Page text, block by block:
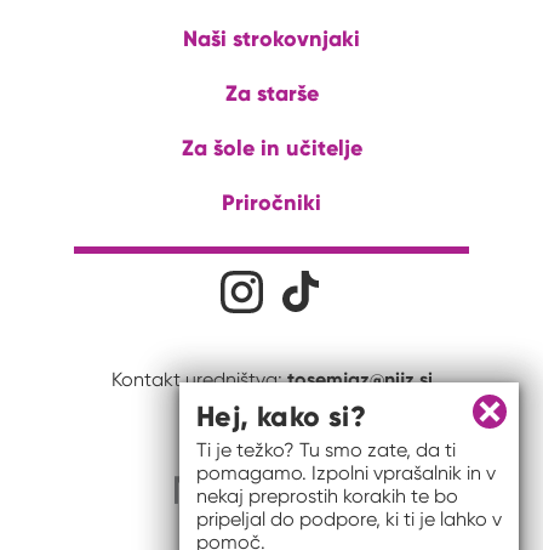
Naši strokovnjaki
Za starše
Za šole in učitelje
Priročniki
Družabna omrežjaNa naš Instagram profil
Kontakt uredništva:tosemjaz@nijz.si
Zapri
Hej, kako si?
Ti je težko? Tu smo zate, da ti
pomagamo. Izpolni vprašalnik in v
nekaj preprostih korakih te bo
pripeljal do podpore, ki ti je lahko v
pomoč.